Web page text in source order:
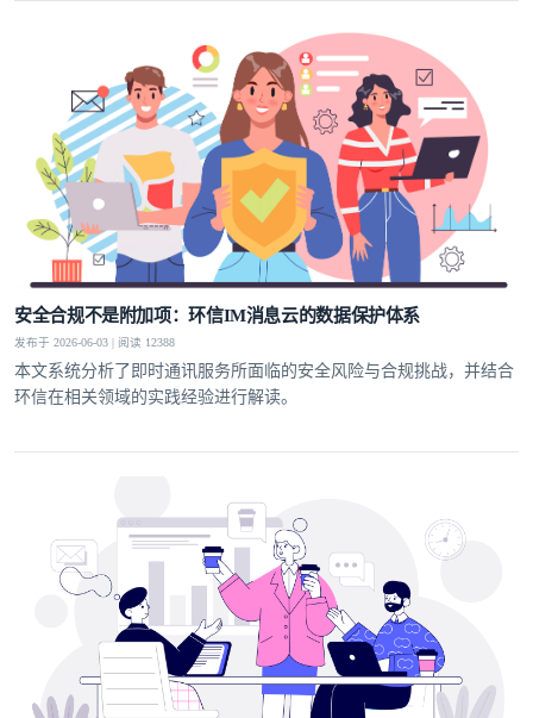
安全合规不是附加项：环信IM消息云的数据保护体系
发布于 2026-06-03 | 阅读 12388
本文系统分析了即时通讯服务所面临的安全风险与合规挑战，并结合
环信在相关领域的实践经验进行解读。